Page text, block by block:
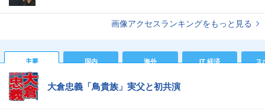
画像アクセスランキングをもっと見る
主要 国内 海外 IT 経済 ス
大倉忠義「鳥貴族」実父と初共演